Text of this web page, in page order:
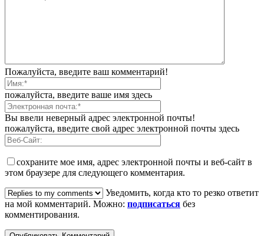
Пожалуйста, введите ваш комментарий!
пожалуйста, введите ваше имя здесь
Вы ввели неверный адрес электронной почты!
пожалуйста, введите свой адрес электронной почты здесь
сохраните мое имя, адрес электронной почты и веб-сайт в
этом браузере для следующего комментария.
Уведомить, когда кто то резко ответит
на мой комментарий. Можно: подписаться без
комментирования.